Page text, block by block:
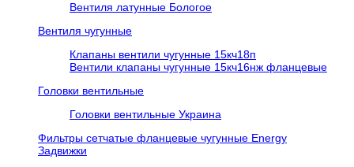
Вентиля латунные Бологое
Вентиля чугунные
Клапаны вентили чугунные 15кч18п
Вентили клапаны чугунные 15кч16нж фланцевые
Головки вентильные
Головки вентильные Украина
Фильтры сетчатые фланцевые чугунные Energy
Задвижки